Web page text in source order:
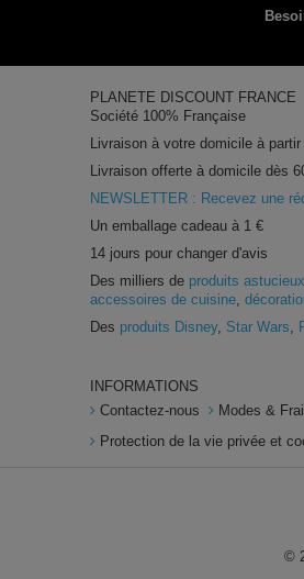
PLANETE DISCOUNT FRANCE
Société 100% Française
Livraison à votre domicile à
Livraison offerte à domicile dès
NEWSLETTER : Recevez une
Un emballage cadeau à 1 €
14 jours pour changer d'avis
Des milliers de produits astucieux
accessoires de cuisine ,
Des produits Disney, Star Wars
INFORMATIONS
Contactez-nous
Modes &
Protection de la vie privée et
©